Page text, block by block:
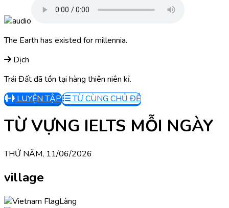
The Earth has existed for millennia.
Dịch
Trái Đất đã tồn tại hàng thiên niên kỉ.
LUYỆN TẬP
TỪ CÙNG CHỦ ĐỀ
TỪ VỰNG IELTS MỖI NGÀY
THỨ NĂM, 11/06/2026
village
Làng